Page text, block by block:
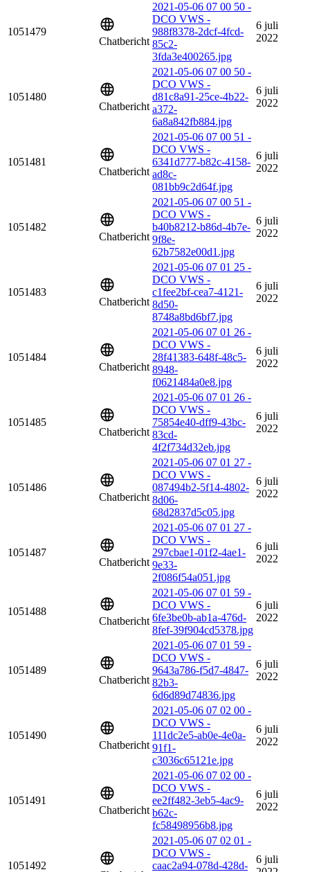
1051479
Chatbericht
2021-05-06 07 00 50 -
DCO VWS -
988f8378-2dcf-4fcd-
85c2-
3fda3e400265.jpg
6 juli
2022
1051480
Chatbericht
2021-05-06 07 00 50 -
DCO VWS -
d81c8a91-25ce-4b22-
a372-
6a8a842fb884.jpg
6 juli
2022
1051481
Chatbericht
2021-05-06 07 00 51 -
DCO VWS -
6341d777-b82c-4158-
ad8c-
081bb9c2d64f.jpg
6 juli
2022
1051482
Chatbericht
2021-05-06 07 00 51 -
DCO VWS -
b40b8212-b86d-4b7e-
9f8e-
62b7582e00d1.jpg
6 juli
2022
1051483
Chatbericht
2021-05-06 07 01 25 -
DCO VWS -
c1fee2bf-cea7-4121-
8d50-
8748a8bd6bf7.jpg
6 juli
2022
1051484
Chatbericht
2021-05-06 07 01 26 -
DCO VWS -
28f41383-648f-48c5-
8948-
f0621484a0e8.jpg
6 juli
2022
1051485
Chatbericht
2021-05-06 07 01 26 -
DCO VWS -
75854e40-dff9-43bc-
83cd-
4f2f734d32eb.jpg
6 juli
2022
1051486
Chatbericht
2021-05-06 07 01 27 -
DCO VWS -
087494b2-5f14-4802-
8d06-
68d2837d5c05.jpg
6 juli
2022
1051487
Chatbericht
2021-05-06 07 01 27 -
DCO VWS -
297cbae1-01f2-4ae1-
9e33-
2f086f54a051.jpg
6 juli
2022
1051488
Chatbericht
2021-05-06 07 01 59 -
DCO VWS -
6fe3be0b-ab1a-476d-
8fef-39f904cd5378.jpg
6 juli
2022
1051489
Chatbericht
2021-05-06 07 01 59 -
DCO VWS -
9643a786-f5d7-4847-
82b3-
6d6d89d74836.jpg
6 juli
2022
1051490
Chatbericht
2021-05-06 07 02 00 -
DCO VWS -
111dc2e5-ab0e-4e0a-
91f1-
c3036c65121e.jpg
6 juli
2022
1051491
Chatbericht
2021-05-06 07 02 00 -
DCO VWS -
ee2ff482-3eb5-4ac9-
b62c-
fc58498956b8.jpg
6 juli
2022
1051492
2021-05-06 07 02 01 -
DCO VWS -
caac2a94-078d-428d-
6 juli